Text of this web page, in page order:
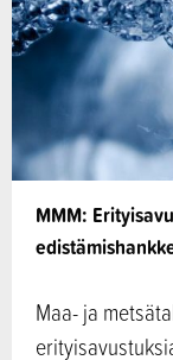
MMM:
Maa- ja